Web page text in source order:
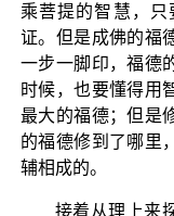
乘菩提的智慧，
证。但是成佛的福
一步一脚印，福德
时候，也要懂得用
最大的福德；但是
的福德修到了哪里
辅相成的。
接着从理上来